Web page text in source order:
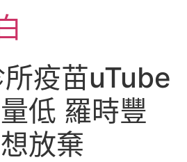
疫苗uTube
低 羅時豐
放棄